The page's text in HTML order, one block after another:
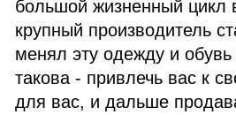
большой жизненный цикл
крупный производитель
менял эту одежду и
такова - привлечь вас к
для вас, и дальше